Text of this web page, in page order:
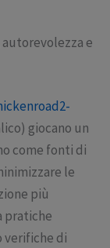
e
giocano un
come fonti di
le
più
pratiche
verifiche di